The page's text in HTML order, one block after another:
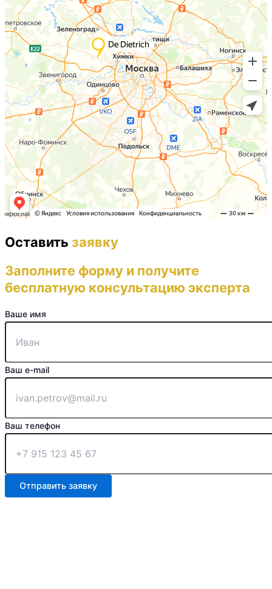
Оставить заявку
Заполните форму и получите
бесплатную консультацию эксперта
Ваше имя
Ваш e-mail
Ваш телефон
Отправить заявку